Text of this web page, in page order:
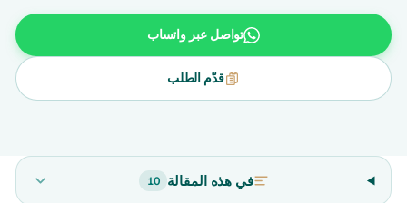
تواصل عبر واتساب
قدّم الطلب
في هذه المقالة 10